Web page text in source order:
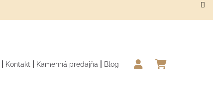
Kontakt Kamenná predajňa Blog